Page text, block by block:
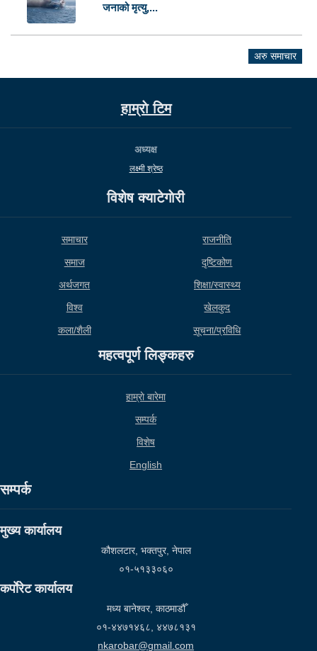
जनाको मृत्यु,...
अरु समाचार
हाम्राे टिम
अध्यक्ष
लक्ष्मी श्रेष्ठ
विशेष क्याटेगाेरी
समाचार
राजनीति
समाज
दृष्टिकोण
अर्थजगत
शिक्षा/स्वास्थ्य
विश्व
खेलकुद
कला/शैली
सूचना/प्रविधि
महत्वपूर्ण लिङ्कहरु
हाम्राे बारेमा
सम्पर्क
विशेष
English
सम्पर्क
मुख्य कार्यालय
कौशलटार, भक्तपुर, नेपाल
०१-५१३३०६०
कर्पाेरेट कार्यालय
मध्य बानेश्वर, काठमाडौँ
०१-४४७१४६८, ४४७८१३१
nkarobar@gmail.com